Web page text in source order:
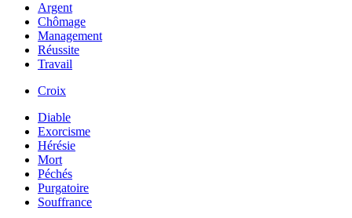
Argent
Chômage
Management
Réussite
Travail
Croix
Diable
Exorcisme
Hérésie
Mort
Péchés
Purgatoire
Souffrance